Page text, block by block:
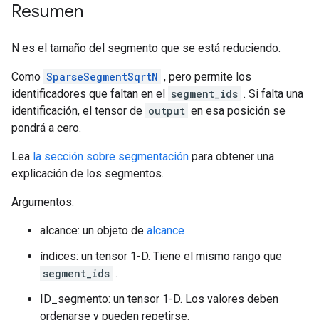
Resumen
N es el tamaño del segmento que se está reduciendo.
Como SparseSegmentSqrtN , pero permite los
identificadores que faltan en el segment_ids . Si falta una
identificación, el tensor de output en esa posición se
pondrá a cero.
Lea la sección sobre segmentación para obtener una
explicación de los segmentos.
Argumentos:
alcance: un objeto de alcance
índices: un tensor 1-D. Tiene el mismo rango que
segment_ids .
ID_segmento: un tensor 1-D. Los valores deben
ordenarse y pueden repetirse.